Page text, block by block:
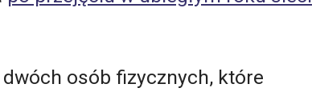
osób fizycznych, które